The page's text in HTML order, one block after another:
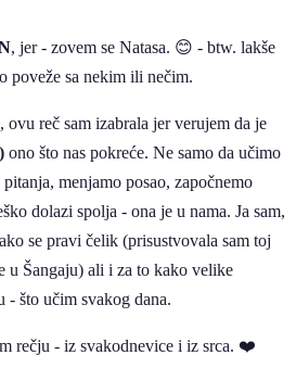
, jer - zovem se Natasa. 😊 - btw. lakše
poveže sa nekim ili nečim.
reč sam izabrala jer verujem da je
ono što nas pokreće. Ne samo da učimo
menjamo posao, započnemo
dolazi spolja - ona je u nama. Ja sam,
se pravi čelik (prisustvovala sam toj
u Šangaju) ali i za to kako velike
- što učim svakog dana.
rečju - iz svakodnevice i iz srca. ❤️